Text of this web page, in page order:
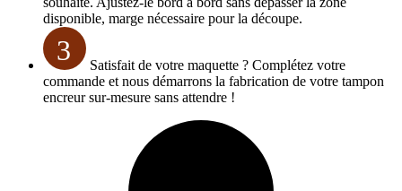
disponible, marge nécessaire pour la découpe.
3
Satisfait de votre maquette ? Complétez votre
commande et nous démarrons la fabrication de votre tampon
encreur sur-mesure sans attendre !